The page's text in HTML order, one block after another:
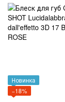
Новинка
−18%